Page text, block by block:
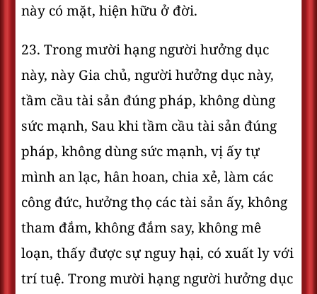
này có mặt, hiện hữu ở đời.
23. Trong mười hạng người hưởng dục
này, này Gia chủ, người hưởng dục này,
tầm cầu tài sản đúng pháp, không dùng
sức mạnh, Sau khi tầm cầu tài sản đúng
pháp, không dùng sức mạnh, vị ấy tự
mình an lạc, hân hoan, chia xẻ, làm các
công đức, hưởng thọ các tài sản ấy, không
tham đắm, không đắm say, không mê
loạn, thấy được sự nguy hại, có xuất ly với
trí tuệ. Trong mười hạng người hưởng dục